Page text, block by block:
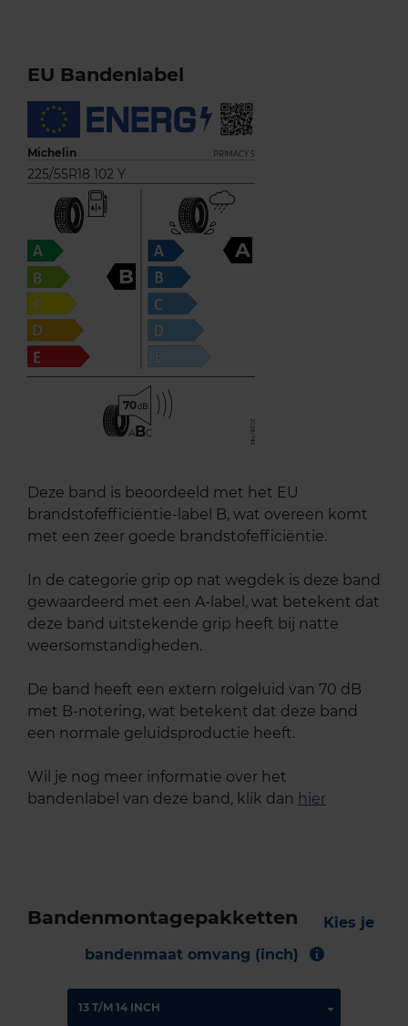
EU Bandenlabel
Michelin PRIMACY 5
225/55R18 102 Y
B
A
70
ABC
Deze band is beoordeeld met het EU
brandstofefficiëntie-label B, wat overeen komt
met een zeer goede brandstofefficiëntie.
In de categorie grip op nat wegdek is deze band
gewaardeerd met een A-label, wat betekent dat
deze band uitstekende grip heeft bij natte
weersomstandigheden.
De band heeft een extern rolgeluid van 70 dB
met B-notering, wat betekent dat deze band
een normale geluidsproductie heeft.
Wil je nog meer informatie over het
bandenlabel van deze band, klik dan hier
Bandenmontagepakketten
Kies je
bandenmaat omvang (inch)